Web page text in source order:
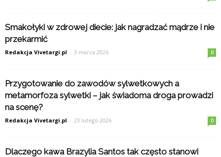
Smakołyki w zdrowej diecie: jak nagradzać mądrze i nie
przekarmić
Redakcja Vivetargi.pl - 3 marca 2026 0
Przygotowanie do zawodów sylwetkowych a
metamorfoza sylwetki – jak świadoma droga prowadzi
na scenę?
Redakcja Vivetargi.pl - 23 lutego 2026 0
Dlaczego kawa Brazylia Santos tak często stanowi